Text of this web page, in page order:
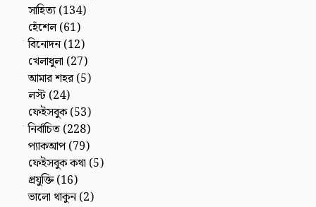
সাহিত্য(134)
হেঁশেল(61)
বিনোদন(12)
খেলাধুলা (27)
আমার শহর(5)
লস্ট (24)
ফেইসবুক(53)
নির্বাচিত (228)
প্যাকআপ(79)
ফেইসবুক কথা (5)
প্রযুক্তি(16)
ভালো থাকুন(2)